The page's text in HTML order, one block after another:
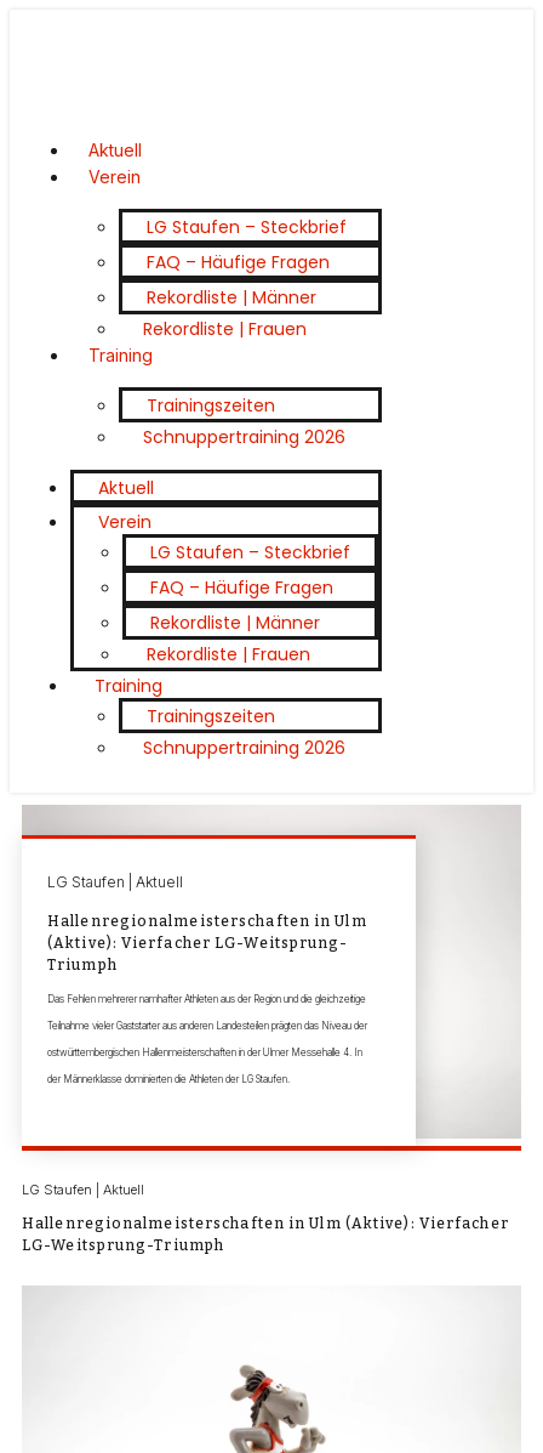
Aktuell
Verein
LG Staufen – Steckbrief
FAQ – Häufige Fragen
Rekordliste | Männer
Rekordliste | Frauen
Training
Trainingszeiten
Schnuppertraining 2026
Aktuell
Verein
LG Staufen – Steckbrief
FAQ – Häufige Fragen
Rekordliste | Männer
Rekordliste | Frauen
Training
Trainingszeiten
Schnuppertraining 2026
LG Staufen | Aktuell
Hallenregionalmeisterschaften in Ulm
(Aktive): Vierfacher LG-Weitsprung-
Triumph
Das Fehlen mehrerer namhafter Athleten aus der Region und die gleichzeitige
Teilnahme vieler Gaststarter aus anderen Landesteilen prägten das Niveau der
ostwürttembergischen Hallenmeisterschaften in der Ulmer Messehalle 4. In
der Männerklasse dominierten die Athleten der LG Staufen.
LG Staufen | Aktuell
Hallenregionalmeisterschaften in Ulm (Aktive): Vierfacher
LG-Weitsprung-Triumph